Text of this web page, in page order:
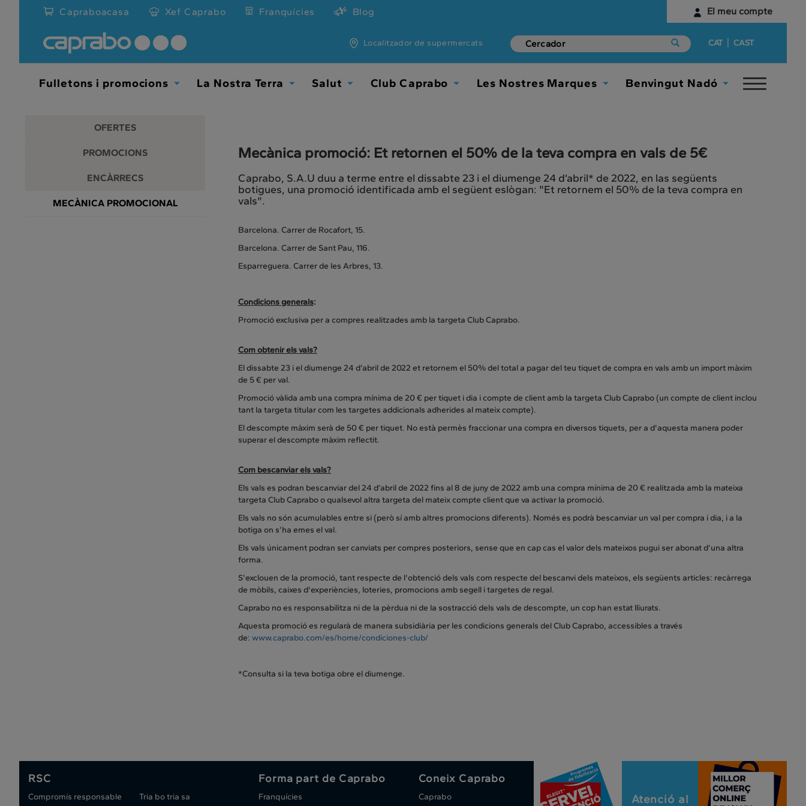
Promocions
descomptes
supermercats
El meu compte
Identifica't
Comença aquí
Capraboacasa Xef Caprabo Franquícies Blog
Localitzador de supermercats CAT | CAST
Fulletons i promocions La Nostra Terra Salut Club Caprabo Les Nostres Marques Benvingut Nadó
Toggle
OFERTES
PROMOCIONS
ENCÀRRECS
MECÀNICA PROMOCIONAL
Mecànica promoció: Et retornen el 50% de la teva compra en vals de 5€
Caprabo, S.A.U duu a terme entre el dissabte 23 i el diumenge 24 d’abril* de 2022, en las següents
botigues, una promoció identificada amb el següent eslògan: "Et retornem el 50% de la teva compra en
vals".
Barcelona. Carrer de Rocafort, 15.
Barcelona. Carrer de Sant Pau, 116.
Esparreguera. Carrer de les Arbres, 13.
Condicions generals:
Promoció exclusiva per a compres realitzades amb la targeta Club Caprabo.
Com obtenir els vals?
El dissabte 23 i el diumenge 24 d’abril de 2022 et retornem el 50% del total a pagar del teu tiquet de compra en vals amb un import màxim
de 5 € per val.
Promoció vàlida amb una compra mínima de 20 € per tiquet i dia i compte de client amb la targeta Club Caprabo (un compte de client inclou
tant la targeta titular com les targetes addicionals adherides al mateix compte).
El descompte màxim serà de 50 € per tiquet. No està permès fraccionar una compra en diversos tiquets, per a d'aquesta manera poder
superar el descompte màxim reflectit.
Com bescanviar els vals?
Els vals es podran bescanviar del 24 d’abril de 2022 fins al 8 de juny de 2022 amb una compra mínima de 20 € realitzada amb la mateixa
targeta Club Caprabo o qualsevol altra targeta del mateix compte client que va activar la promoció.
Els vals no són acumulables entre si (però sí amb altres promocions diferents). Només es podrà bescanviar un val per compra i dia, i a la
botiga on s’ha emes el val.
Els vals únicament podran ser canviats per compres posteriors, sense que en cap cas el valor dels mateixos pugui ser abonat d’una altra
forma.
S'exclouen de la promoció, tant respecte de l'obtenció dels vals com respecte del bescanvi dels mateixos, els següents articles: recàrrega
de mòbils, caixes d'experiències, loteries, promocions amb segell i targetes de regal.
Caprabo no es responsabilitza ni de la pèrdua ni de la sostracció dels vals de descompte, un cop han estat lliurats.
Aquesta promoció es regularà de manera subsidiària per les condicions generals del Club Caprabo, accessibles a través
de: www.caprabo.com/es/home/condiciones-club/
*Consulta si la teva botiga obre el diumenge.
RSC
Compromís responsable Tria bo tria sa
Forma part de Caprabo
Franquícies
Coneix Caprabo
Caprabo
Atenció al